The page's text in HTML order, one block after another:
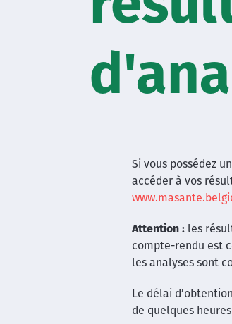
Si vous possédez un
accéder à vos
Attention : les
compte-rendu est
les analyses sont
Le délai
de quelques